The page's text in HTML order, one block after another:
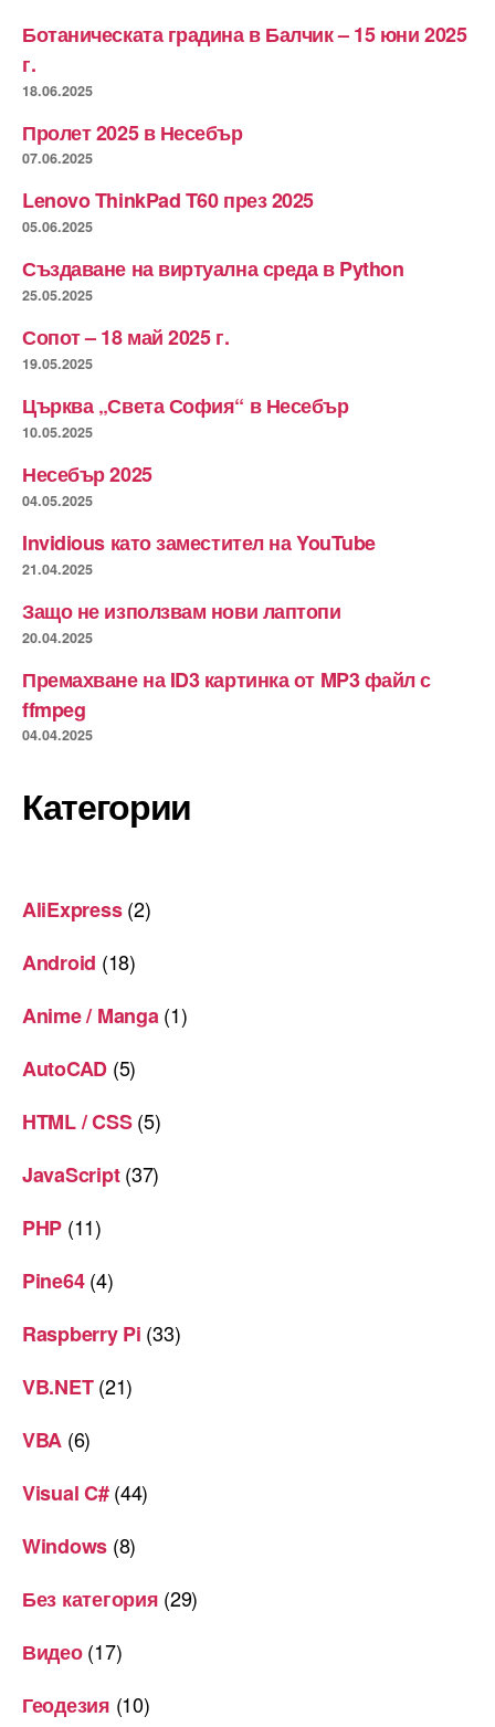
Ботаническата градина в Балчик – 15 юни 2025
г.
18.06.2025
Пролет 2025 в Несебър
07.06.2025
Lenovo ThinkPad T60 през 2025
05.06.2025
Създаване на виртуална среда в Python
25.05.2025
Сопот – 18 май 2025 г.
19.05.2025
Църква „Света София“ в Несебър
10.05.2025
Несебър 2025
04.05.2025
Invidious като заместител на YouTube
21.04.2025
Защо не използвам нови лаптопи
20.04.2025
Премахване на ID3 картинка от MP3 файл с
ffmpeg
04.04.2025
Категории
AliExpress(2)
Android (18)
Anime / Manga(1)
AutoCAD (5)
HTML / CSS(5)
JavaScript(37)
PHP (11)
Pine64(4)
Raspberry Pi (33)
VB.NET(21)
VBA (6)
Visual C#(44)
Windows (8)
Без категория (29)
Видео(17)
Геодезия (10)